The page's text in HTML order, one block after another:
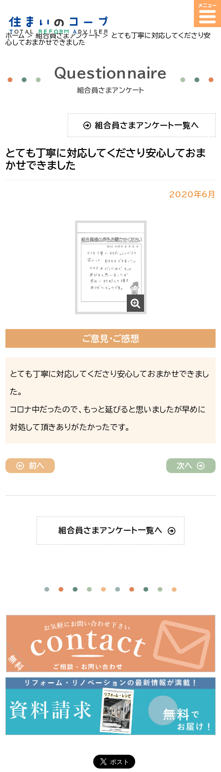
ホーム>組合員さまアンケート>
とても丁寧に対応してくださり安
心しておまかせできました
Questionnaire
組合員さまアンケート
組合員さまアンケート一覧へ
とても丁寧に対応してくださり安心しておま
かせできました
2020年6月
ご意見・ご感想
とても丁寧に対応してくださり安心しておまかせできまし
た。
コロナ中だったので、もっと延びると思いましたが早めに
対処して頂きありがたかったです。
前へ 次へ
組合員さまアンケート一覧へ